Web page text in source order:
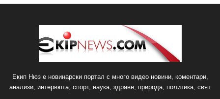
Екип Нюз е новинарски портал с много видео новини, коментари,
анализи, интервюта, спорт, наука, здраве, природа, политика, свят